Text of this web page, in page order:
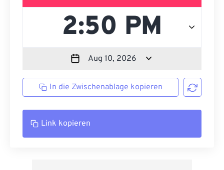
In die Zwischenablage kopieren
Link kopieren